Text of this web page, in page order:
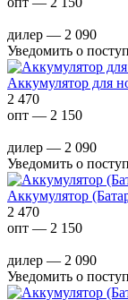
дилер — 2 090
Уведомить о
Аккумулятор для
2 470
опт — 2 150
дилер — 2 090
Уведомить о
Аккумулятор
2 470
опт — 2 150
дилер — 2 090
Уведомить о